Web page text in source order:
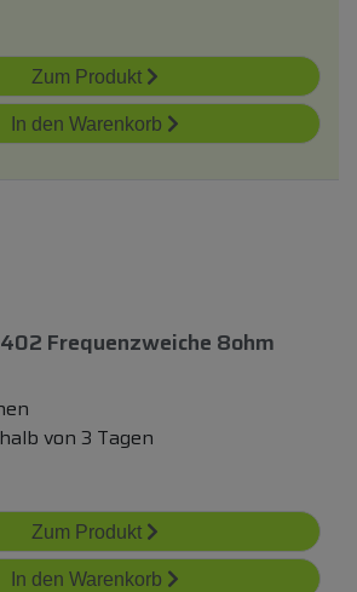
Zum Produkt
In den Warenkorb
Frequenzweiche 8ohm
von 3 Tagen
Zum Produkt
In den Warenkorb